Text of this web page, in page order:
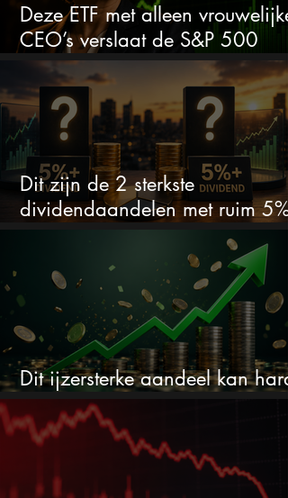
Deze ETF met alleen vrouwelijke
CEO’s verslaat de S&P 500
keihard
Dit zijn de 2 sterkste
dividendaandelen met ruim 5%
Dit ijzersterke aandeel kan hard
stijgen maar bijna niemand kijkt